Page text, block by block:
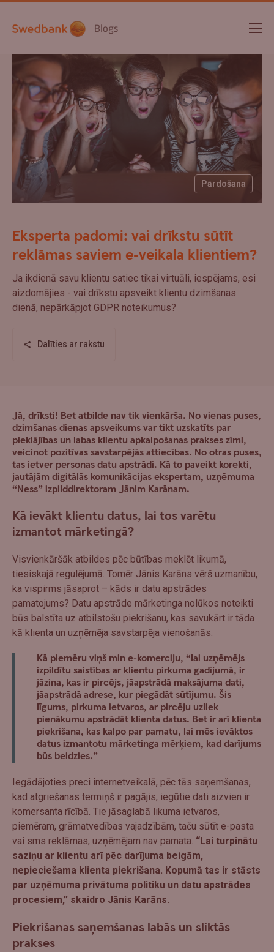
Blogs
Pārdošana
Eksperta padomi: vai drīkstu sūtīt
reklāmas saviem e-veikala klientiem?
Ja ikdienā savu klientu satiec tikai virtuāli, iespējams, esi
aizdomājies - vai drīkstu apsveikt klientu dzimšanas
dienā, nepārkāpjot GDPR noteikumus?
Dalīties ar rakstu
Jā, drīksti! Bet atbilde nav tik vienkārša. No vienas puses,
dzimšanas dienas apsveikums var tikt uzskatīts par
pieklājības un labas klientu apkalpošanas prakses zīmi,
veicinot pozitīvas savstarpējās attiecības. No otras puses,
tas ietver personas datu apstrādi. Kā to paveikt korekti,
jautājām digitālās komunikācijas ekspertam, uzņēmuma
“Ness” izpilddirektoram Jānim Karānam.
Kā ievākt klientu datus, lai tos varētu
izmantot mārketingā?
Visvienkāršāk atbildes pēc būtības meklēt likumā,
tiesiskajā regulējumā. Tomēr Jānis Karāns vērš uzmanību,
ka vispirms jāsaprot – kāds ir datu apstrādes
pamatojums? Datu apstrāde mārketinga nolūkos noteikti
būs balstīta uz atbilstošu piekrišanu, kas savukārt ir tāda
kā klienta un uzņēmēja savstarpēja vienošanās.
Kā piemēru viņš min e-komerciju, “lai uzņēmējs
izpildītu saistības ar klientu pirkuma gadījumā, ir
jāzina, kas ir pircējs, jāapstrādā maksājuma dati,
jāapstrādā adrese, kur piegādāt sūtījumu. Šis
līgums, pirkuma ietvaros, ar pircēju uzliek
pienākumu apstrādāt klienta datus. Bet ir arī klienta
piekrišana, kas kalpo par pamatu, lai mēs ievāktos
datus izmantotu mārketinga mērķiem, kad darījums
būs beidzies.”
Iegādājoties preci internetveikalā, pēc tās saņemšanas,
kad atgriešanas termiņš ir pagājis, iegūtie dati aizvien ir
komersanta rīcībā. Tie jāsaglabā likuma ietvaros,
piemēram, grāmatvedības vajadzībām, taču sūtīt e-pasta
vai sms reklāmas, uzņēmējam nav pamata. “Lai turpinātu
saziņu ar klientu arī pēc darījuma beigām,
nepieciešama klienta piekrišana. Kopumā tas ir stāsts
par uzņēmuma privātuma politiku un datu apstrādes
procesiem,” skaidro Jānis Karāns.
Piekrišanas saņemšanas labās un sliktās
prakses